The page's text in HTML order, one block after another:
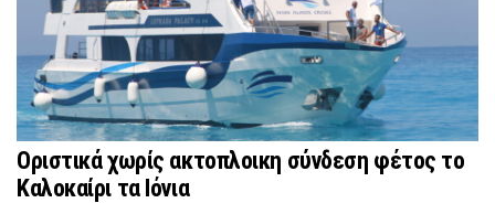
Οριστικά χωρίς ακτοπλοικη σύνδεση φέτος το
Καλοκαίρι τα Ιόνια